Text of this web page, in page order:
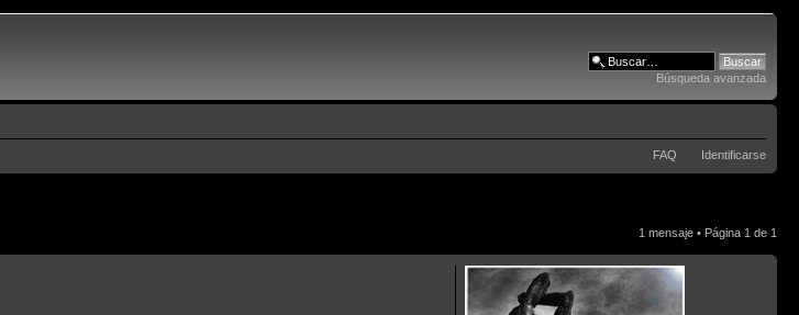
Búsqueda avanzada
FAQ Identificarse
1 mensaje • Página 1 de 1